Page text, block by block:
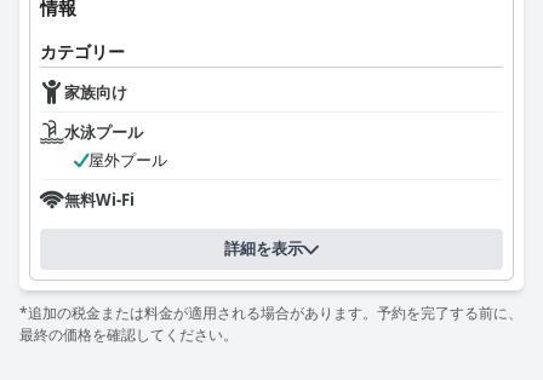
情報
カテゴリー
家族向け
水泳プール
屋外プール
無料Wi-Fi
詳細を表示
*追加の税金または料金が適用される場合があります。予約を完了する前に、
最終の価格を確認してください。